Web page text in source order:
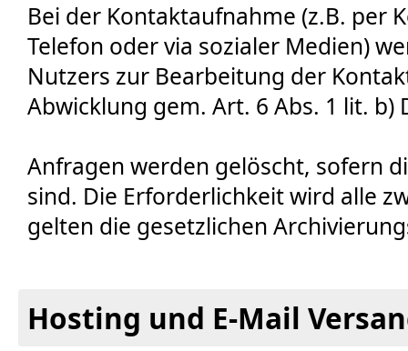
Bei der Kontaktaufnahme (z.B. per
Telefon oder via sozialer Medien)
Nutzers zur Bearbeitung der
Abwicklung gem. Art. 6 Abs. 1 lit. b)
Anfragen werden gelöscht, sofern
sind. Die Erforderlichkeit wird alle
gelten die gesetzlichen
Hosting und E-Mail